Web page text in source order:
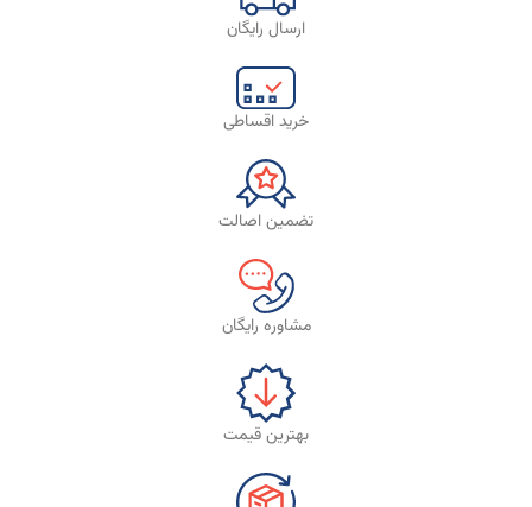
ارسال رایگان
خرید اقساطی
تضمین اصالت
مشاوره رایگان
بهترین قیمت